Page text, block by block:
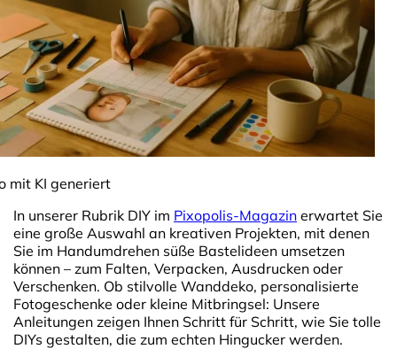
mit KI generiert
In unserer Rubrik DIY im Pixopolis-Magazin erwartet Sie
eine große Auswahl an kreativen Projekten, mit denen
Sie im Handumdrehen süße Bastelideen umsetzen
können – zum Falten, Verpacken, Ausdrucken oder
Verschenken. Ob stilvolle Wanddeko, personalisierte
Fotogeschenke oder kleine Mitbringsel: Unsere
Anleitungen zeigen Ihnen Schritt für Schritt, wie Sie tolle
DIYs gestalten, die zum echten Hingucker werden.